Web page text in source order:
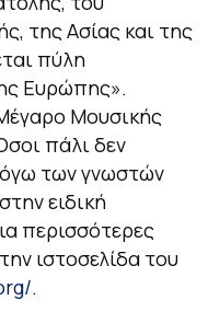
της Ασίας και της
πύλη
Ευρώπης».
Μουσικής
πάλι δεν
των γνωστών
ειδική
περισσότερες
ιστοσελίδα του
.